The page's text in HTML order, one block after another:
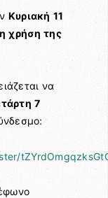
Κυριακή 11
χρήση της
να
7